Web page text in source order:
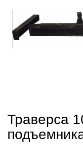
Траверса